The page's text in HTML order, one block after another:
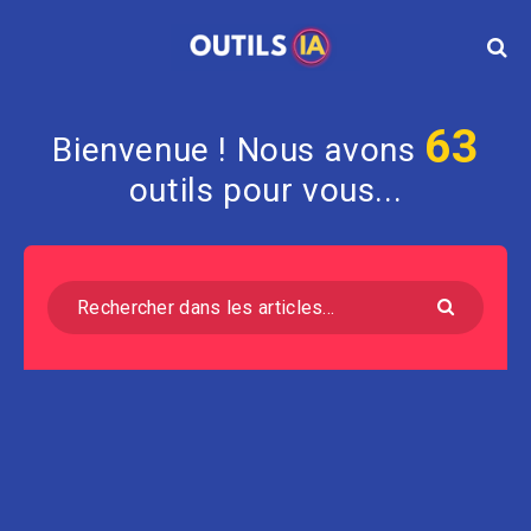
Bienvenue ! Nous avons 63
outils pour vous...